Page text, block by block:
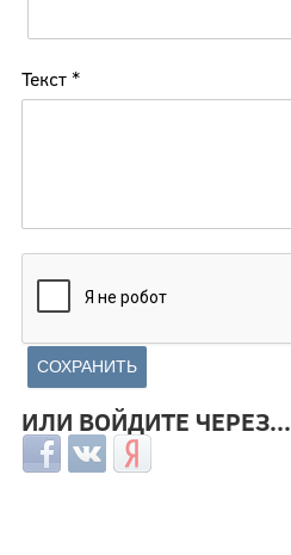
Текст *
ИЛИ ВОЙДИТЕ ЧЕРЕЗ...
Login with Facebook
Login with ВКонтакте
Login with Яндекс